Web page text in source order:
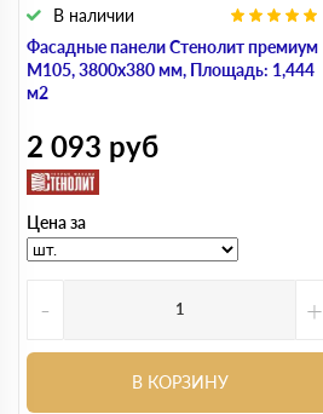
Фасадные панели Стенолит премиум
M105, 3800х380 мм, Площадь: 1,444
м2
В наличии
2 093 руб
Цена за
- +
В КОРЗИНУ